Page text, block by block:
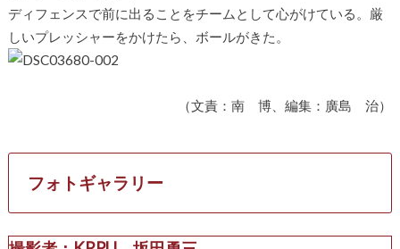
ディフェンスで前に出ることをチームとして心がけている。厳
しいプレッシャーをかけたら、ボールがきた。
（文責：南 博、編集：廣島 治）
フォトギャラリー